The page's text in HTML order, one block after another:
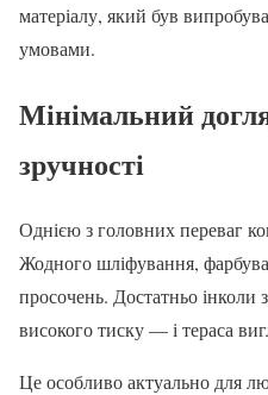
матеріалу, який був
умовами.
Мінімальний
зручності
Однією з головних переваг
Жодного шліфування,
просочень. Достатньо
високого тиску — і тераса
Це особливо актуально для